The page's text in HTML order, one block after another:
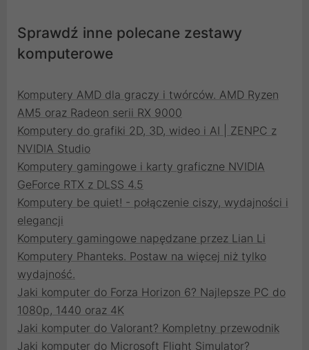
Sprawdź inne polecane zestawy
komputerowe
Komputery AMD dla graczy i twórców. AMD Ryzen
AM5 oraz Radeon serii RX 9000
Komputery do grafiki 2D, 3D, wideo i AI | ZENPC z
NVIDIA Studio
Komputery gamingowe i karty graficzne NVIDIA
GeForce RTX z DLSS 4.5
Komputery be quiet! - połączenie ciszy, wydajności i
elegancji
Komputery gamingowe napędzane przez Lian Li
Komputery Phanteks. Postaw na więcej niż tylko
wydajność.
Jaki komputer do Forza Horizon 6? Najlepsze PC do
1080p, 1440 oraz 4K
Jaki komputer do Valorant? Kompletny przewodnik
Jaki komputer do Microsoft Flight Simulator?